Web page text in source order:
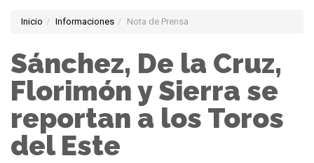
Inicio Informaciones Nota de Prensa
Sánchez, De la Cruz,
Florimón y Sierra se
reportan a los Toros
del Este